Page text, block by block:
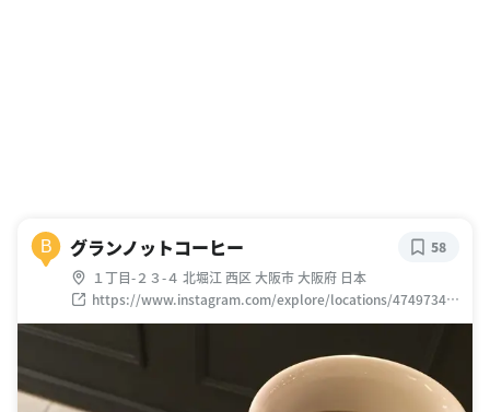
B グランノットコーヒー
１丁目-２３-４ 北堀江 西区 大阪市 大阪府 日本
https://www.instagram.com/explore/locations/47497349
0
58